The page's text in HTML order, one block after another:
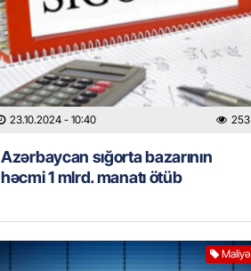
23.10.2024 - 10:40 253
Azərbaycan sığorta bazarının
həcmi 1 mlrd. manatı ötüb
Maliyə